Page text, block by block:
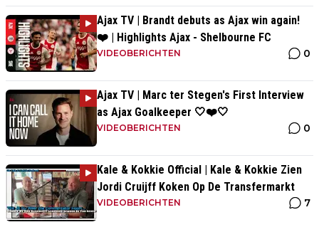
Ajax TV | Brandt debuts as Ajax win again!
❤️ | Highlights Ajax - Shelbourne FC
VIDEOBERICHTEN 0
Ajax TV | Marc ter Stegen's First Interview
as Ajax Goalkeeper 🤍❤️🤍
VIDEOBERICHTEN 0
Kale & Kokkie Official | Kale & Kokkie Zien
Jordi Cruijff Koken Op De Transfermarkt
VIDEOBERICHTEN 7